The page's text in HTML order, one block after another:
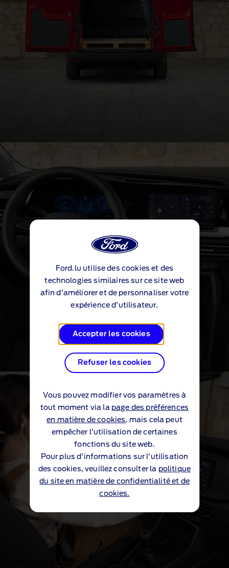
Ford.lu utilise des cookies et des
technologies similaires sur ce site web
afin d'améliorer et de personnaliser votre
expérience d'utilisateur.
Accepter les cookies
Refuser les cookies
Vous pouvez modifier vos paramètres à
tout moment via la page des préférences
en matière de cookies, mais cela peut
empêcher l'utilisation de certaines
fonctions du site web.
Pour plus d'informations sur l'utilisation
des cookies, veuillez consulter la politique
du site en matière de confidentialité et de
cookies.
Charge utile maximale de 790 kg
Ford Transit Connect
Intérieur élégant et spacieux
Ford Transit Connect